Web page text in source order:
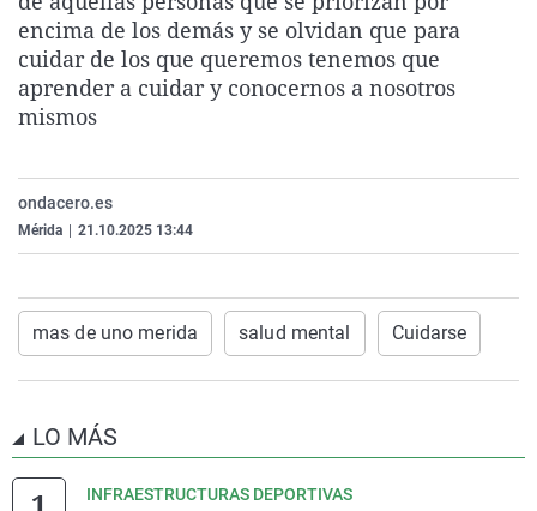
La rosa de los vientos
Gente viajera
Como el perro y el
Retornados
Equipo de
Extremadura
Galicia
La Rioja
Televisión
Elecciones
encima de los demás y se olvidan que para
cuidar de los que queremos tenemos que
aprender a cuidar y conocernos a nosotros
mismos
ondacero.es
Mérida 21.10.2025 13:44
mas de uno merida salud mental Cuidarse
LO MÁS
INFRAESTRUCTURAS DEPORTIVAS